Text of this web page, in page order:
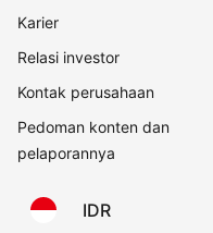
Karier
Relasi investor
Kontak perusahaan
Pedoman konten dan
pelaporannya
IDR